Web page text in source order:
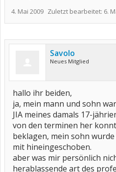
4. Mai 2009 Zuletzt bearbeitet: 6.
Savolo
Neues Mitglied
hallo ihr beiden,
ja, mein mann und sohn
JIA meines damals 17-
von den terminen her
beklagen, mein sohn
mit hineingeschoben.
aber was mir persönlich
herablassende art des